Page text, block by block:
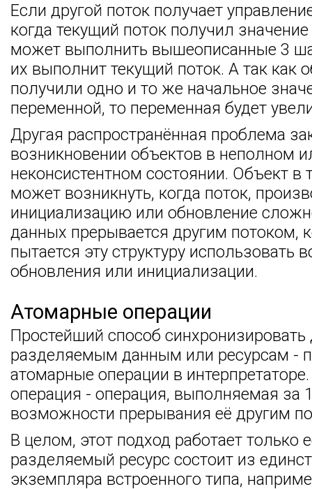
Если другой поток получает
когда текущий поток получил
может выполнить вышеописанные 3
их выполнит текущий поток. А так как
получили одно и то же начальное
переменной, то переменная будет
Другая распространённая проблема
возникновении объектов в неполном
неконсистентном состоянии. Объект в
может возникнуть, когда поток,
инициализацию или обновление
данных прерывается другим потоком,
пытается эту структуру использовать
обновления или инициализации.
Атомарные операции
Простейший способ синхронизировать
разделяемым данным или ресурсам -
атомарные операции в
операция - операция, выполняемая за
возможности прерывания её другим
В целом, этот подход работает только
разделяемый ресурс состоит из
экземпляра встроенного типа,